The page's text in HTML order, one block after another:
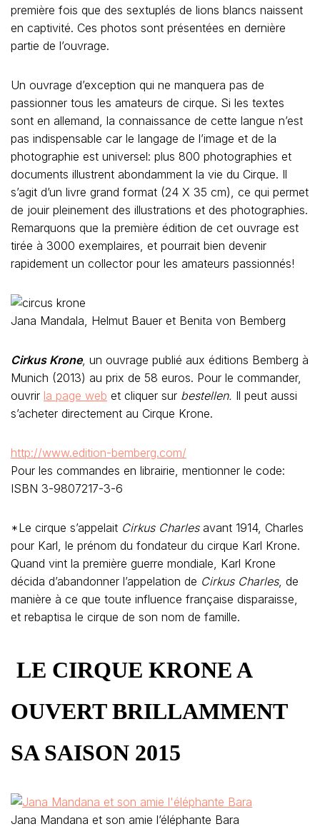
première fois que des sextuplés de lions blancs naissent
en captivité. Ces photos sont présentées en dernière
partie de l’ouvrage.
Un ouvrage d’exception qui ne manquera pas de
passionner tous les amateurs de cirque. Si les textes
sont en allemand, la connaissance de cette langue n’est
pas indispensable car le langage de l’image et de la
photographie est universel: plus 800 photographies et
documents illustrent abondamment la vie du Cirque. Il
s’agit d’un livre grand format (24 X 35 cm), ce qui permet
de jouir pleinement des illustrations et des photographies.
Remarquons que la première édition de cet ouvrage est
tirée à 3000 exemplaires, et pourrait bien devenir
rapidement un collector pour les amateurs passionnés!
Jana Mandala, Helmut Bauer et Benita von Bemberg
Cirkus Krone, un ouvrage publié aux éditions Bemberg à
Munich (2013) au prix de 58 euros. Pour le commander,
ouvrir la page web et cliquer sur bestellen. Il peut aussi
s’acheter directement au Cirque Krone.
http://www.edition-bemberg.com/
Pour les commandes en librairie, mentionner le code:
ISBN 3-9807217-3-6
*Le cirque s’appelait Cirkus Charlesavant 1914, Charles
pour Karl, le prénom du fondateur du cirque Karl Krone.
Quand vint la première guerre mondiale, Karl Krone
décida d’abandonner l’appelation de Cirkus Charles, de
manière à ce que toute influence française disparaisse,
et rebaptisa le cirque de son nom de famille.
LE CIRQUE KRONE A
OUVERT BRILLAMMENT
SA SAISON 2015
Jana Mandana et son amie l’éléphante Bara